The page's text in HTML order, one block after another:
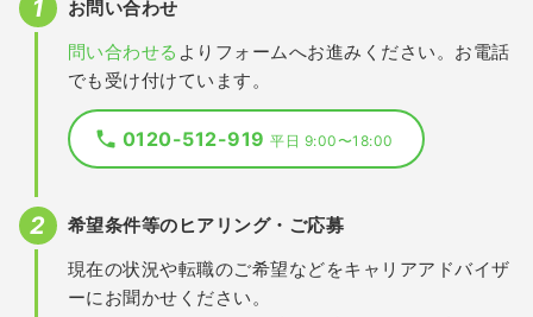
お問い合わせ
問い合わせる よりフォームへお進みください。お電話
でも受け付けています。
0120-512-919平日 9:00〜18:00
希望条件等のヒアリング・ご応募
現在の状況や転職のご希望などをキャリアアドバイザ
ーにお聞かせください。